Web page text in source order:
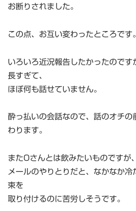
お断りされました。
この点、お互い変わったところです。
いろいろ近況報告したかったのです
長すぎて、
ほぼ何も話せていません。
酔っ払いの会話なので、話のオチの
わります。
またOさんとは飲みたいものですが、
メールのやりとりだと、なかなか冷
束を
取り付けるのに苦労しそうです。